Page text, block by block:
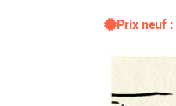
Prix neuf :